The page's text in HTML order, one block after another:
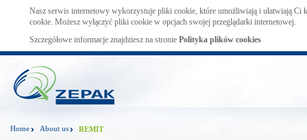
Nasz serwis internetowy wykorzystuje pliki cookie, które umożliwiają i ułatwiają Ci
cookie. Możesz wyłączyć pliki cookie w opcjach swojej przeglądarki internetowej.
Szczegółowe informacje znajdziesz na stronie Polityka plików cookies
Home About us REMIT